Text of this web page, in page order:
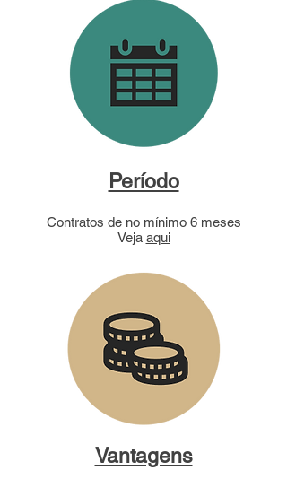
Período
Contratos de no mínimo 6 meses
Veja aqui
Vantagens